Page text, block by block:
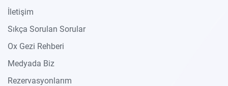
İletişim
Sıkça Sorulan Sorular
Ox Gezi Rehberi
Medyada Biz
Rezervasyonlarım